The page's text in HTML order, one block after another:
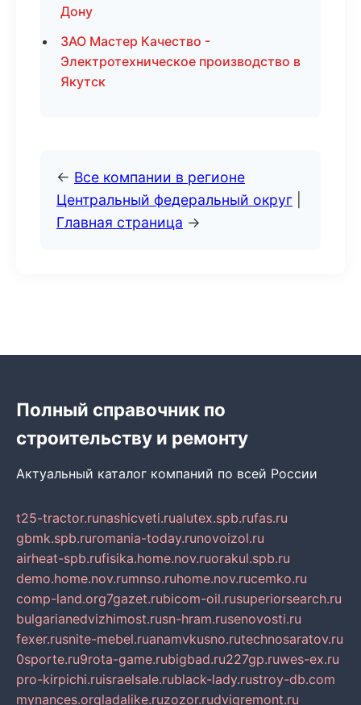
Дону
ЗАО Мастер Качество -
Электротехническое производство в
Якутск
← Все компании в регионе
Центральный федеральный округ
Главная страница →
Полный справочник по
строительству и ремонту
Актуальный каталог компаний по всей России
t25-tractor.runashicveti.rualutex.spb.rufas.ru
gbmk.spb.ruromania-today.runovoizol.ru
airheat-spb.rufisika.home.nov.ruorakul.spb.ru
demo.home.nov.rumnso.ruhome.nov.rucemko.ru
comp-land.org7gazet.rubicom-oil.rusuperiorsearch.ru
bulgarianedvizhimost.rusn-hram.rusenovosti.ru
fexer.rusnite-mebel.ruanamvkusno.rutechnosaratov.ru
0sporte.ru9rota-game.rubigbad.ru227gp.ruwes-ex.ru
pro-kirpichi.ruisraelsale.rublack-lady.rustroy-db.com
mynances.orgladalike.ruzozor.rudvigremont.ru